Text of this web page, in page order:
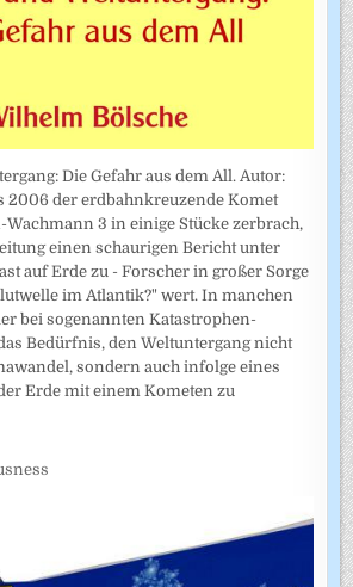
Die Gefahr aus dem All. Autor:
2006 der erdbahnkreuzende Komet
Wachmann 3 in einige Stücke zerbrach,
einen schaurigen Bericht unter
auf Erde zu - Forscher in großer Sorge
im Atlantik?" wert. In manchen
bei sogenannten Katastrophen-
Bedürfnis, den Weltuntergang nicht
sondern auch infolge eines
Erde mit einem Kometen zu